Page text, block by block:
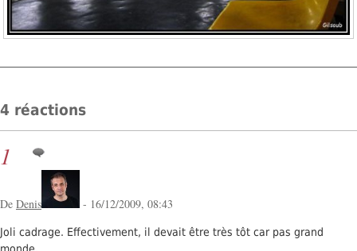
4 réactions
1
De Denis - 16/12/2009, 08:43
Joli cadrage. Effectivement, il devait être très tôt car pas grand
monde.